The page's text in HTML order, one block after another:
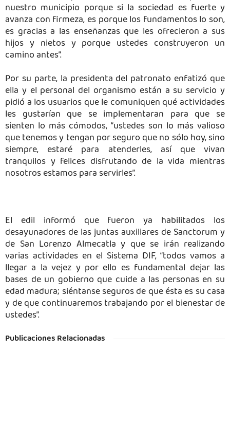
nuestro municipio porque si la sociedad es fuerte y
avanza con firmeza, es porque los fundamentos lo son,
es gracias a las enseñanzas que les ofrecieron a sus
hijos y nietos y porque ustedes construyeron un
camino antes”.
Por su parte, la presidenta del patronato enfatizó que
ella y el personal del organismo están a su servicio y
pidió a los usuarios que le comuniquen qué actividades
les gustarían que se implementaran para que se
sienten lo más cómodos, “ustedes son lo más valioso
que tenemos y tengan por seguro que no sólo hoy, sino
siempre, estaré para atenderles, así que vivan
tranquilos y felices disfrutando de la vida mientras
nosotros estamos para servirles”.
El edil informó que fueron ya habilitados los
desayunadores de las juntas auxiliares de Sanctorum y
de San Lorenzo Almecatla y que se irán realizando
varias actividades en el Sistema DIF, “todos vamos a
llegar a la vejez y por ello es fundamental dejar las
bases de un gobierno que cuide a las personas en su
edad madura; siéntanse seguros de que ésta es su casa
y de que continuaremos trabajando por el bienestar de
ustedes”.
Publicaciones Relacionadas